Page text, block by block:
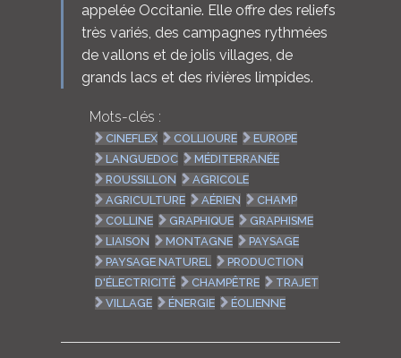
appelée Occitanie. Elle offre des reliefs
très variés, des campagnes rythmées
de vallons et de jolis villages, de
grands lacs et des rivières limpides.
Mots-clés :
CINEFLEX COLLIOURE
EUROPE
LANGUEDOC
MÉDITERRANÉE
ROUSSILLON
AGRICOLE
AGRICULTURE
AÉRIEN
CHAMP
COLLINE
GRAPHIQUE
GRAPHISME
LIAISON
MONTAGNE
PAYSAGE
PAYSAGE NATUREL
PRODUCTION
D'ÉLECTRICITÉ
CHAMPÊTRE
TRAJET
VILLAGE
ÉNERGIE ÉOLIENNE